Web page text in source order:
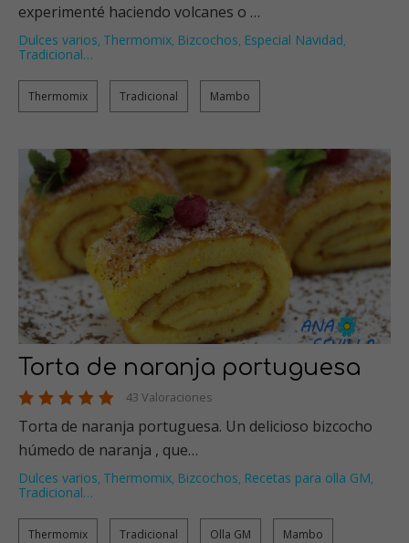
experimenté haciendo volcanes o …
Dulces varios, Thermomix, Bizcochos, Especial Navidad,
Tradicional…
Thermomix Tradicional Mambo
Torta de naranja portuguesa
43 Valoraciones
Torta de naranja portuguesa. Un delicioso bizcocho
húmedo de naranja , que…
Dulces varios, Thermomix, Bizcochos, Recetas para olla GM,
Tradicional…
Thermomix Tradicional Olla GM Mambo